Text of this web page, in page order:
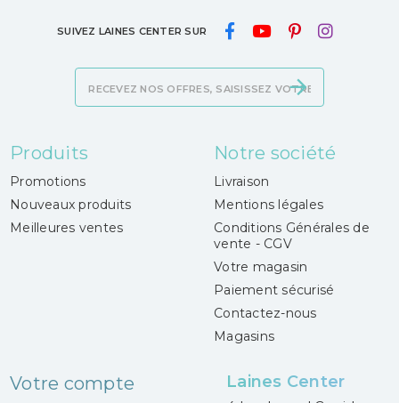
SUIVEZ LAINES CENTER SUR
Produits
Promotions
Nouveaux produits
Meilleures ventes
Notre société
Livraison
Mentions légales
Conditions Générales de
vente - CGV
Votre magasin
Paiement sécurisé
Contactez-nous
Magasins
Votre compte Laines Center